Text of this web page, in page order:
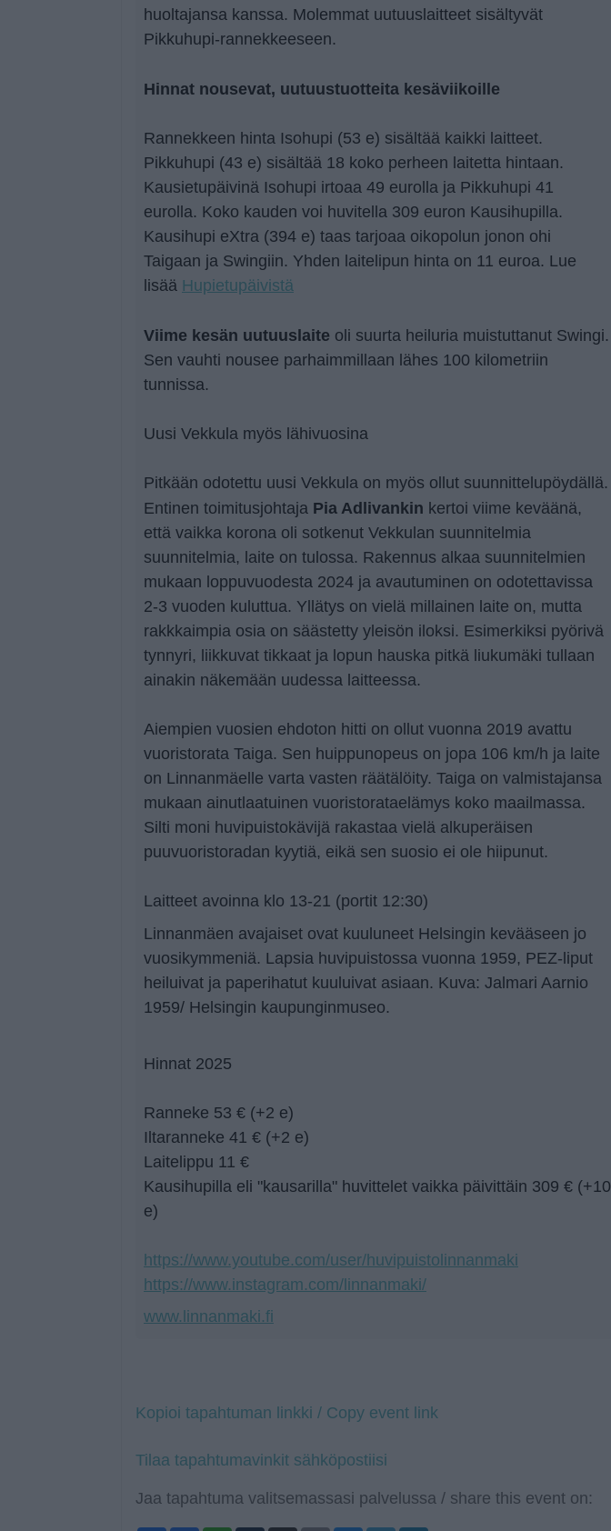
huoltajansa kanssa. Molemmat uutuuslaitteet sisältyvät
Pikkuhupi-rannekkeeseen.
Hinnat nousevat, uutuustuotteita kesäviikoille
Rannekkeen hinta Isohupi (53 e) sisältää kaikki laitteet.
Pikkuhupi (43 e) sisältää 18 koko perheen laitetta hintaan.
Kausietupäivinä Isohupi irtoaa 49 eurolla ja Pikkuhupi 41
eurolla. Koko kauden voi huvitella 309 euron Kausihupilla.
Kausihupi eXtra (394 e) taas tarjoaa oikopolun jonon ohi
Taigaan ja Swingiin. Yhden laitelipun hinta on 11 euroa. Lue
lisää Hupietupäivistä
Viime kesän uutuuslaite oli suurta heiluria muistuttanut Swingi.
Sen vauhti nousee parhaimmillaan lähes 100 kilometriin
tunnissa.
Uusi Vekkula myös lähivuosina
Pitkään odotettu uusi Vekkula on myös ollut suunnittelupöydällä.
Entinen toimitusjohtaja Pia Adlivankin kertoi viime keväänä,
että vaikka korona oli sotkenut Vekkulan suunnitelmia
suunnitelmia, laite on tulossa. Rakennus alkaa suunnitelmien
mukaan loppuvuodesta 2024 ja avautuminen on odotettavissa
2-3 vuoden kuluttua. Yllätys on vielä millainen laite on, mutta
rakkkaimpia osia on säästetty yleisön iloksi. Esimerkiksi pyörivä
tynnyri, liikkuvat tikkaat ja lopun hauska pitkä liukumäki tullaan
ainakin näkemään uudessa laitteessa.
Aiempien vuosien ehdoton hitti on ollut vuonna 2019 avattu
vuoristorata Taiga. Sen huippunopeus on jopa 106 km/h ja laite
on Linnanmäelle varta vasten räätälöity. Taiga on valmistajansa
mukaan ainutlaatuinen vuoristorataelämys koko maailmassa.
Silti moni huvipuistokävijä rakastaa vielä alkuperäisen
puuvuoristoradan kyytiä, eikä sen suosio ei ole hiipunut.
Laitteet avoinna klo 13-21 (portit 12:30)
Linnanmäen avajaiset ovat kuuluneet Helsingin kevääseen jo
vuosikymmeniä. Lapsia huvipuistossa vuonna 1959, PEZ-liput
heiluivat ja paperihatut kuuluivat asiaan. Kuva: Jalmari Aarnio
1959/ Helsingin kaupunginmuseo.
Hinnat 2025
Ranneke 53 € (+2 e)
Iltaranneke 41 € (+2 e)
Laitelippu 11 €
Kausihupilla eli "kausarilla" huvittelet vaikka päivittäin 309 € (+10
e)
https://www.youtube.com/user/huvipuistolinnanmaki
https://www.instagram.com/linnanmaki/
www.linnanmaki.fi
Kopioi tapahtuman linkki / Copy event link
Tilaa tapahtumavinkit sähköpostiisi
Jaa tapahtuma valitsemassasi palvelussa / share this event on: